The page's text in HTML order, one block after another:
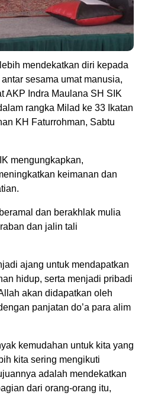
mendekatkan diri kepada
sesama umat manusia,
AKP Indra Maulana SH SIK
rangka Milad ke 33 Ikatan
KH Faturrohman, Sabtu
mengungkapkan,
keimanan dan
dan berakhlak mulia
dan jalin tali
ajang untuk mendapatkan
hidup, serta menjadi pribadi
akan didapatkan oleh
panjatan do’a para alim
kemudahan untuk kita yang
kita sering mengikuti
adalah mendekatkan
dari orang-orang itu,